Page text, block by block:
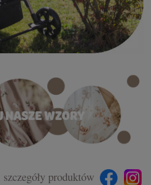
szczegóły produktów